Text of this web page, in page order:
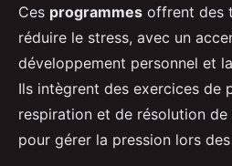
Ces programmes offrent des
réduire le stress, avec un
développement personnel et
Ils intègrent des exercices de
respiration et de résolution de
pour gérer la pression lors